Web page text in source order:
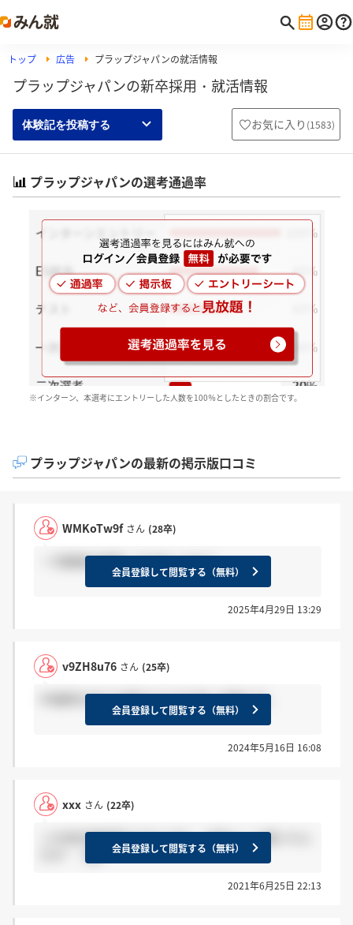
トップ 広告 プラップジャパンの就活情報
プラップジャパンの新卒採用・就活情報
体験記を投稿する お気に入り (1583)
プラップジャパンの選考通過率
※インターン、本選考にエントリーした人数を100％としたときの割合です。
プラップジャパンの最新の掲示版口コミ
WMKoTw9f さん (28卒)
一次面接の結果ってきましたか？
会員登録して閲覧する（無料）
2025年4月29日 13:29
v9ZH8u76 さん (25卒)
PR業界の中では穏やかな方が多い印象です。
会員登録して閲覧する（無料）
2024年5月16日 16:08
xxx さん (22卒)
この会社選考受けてないのに、内定メール届いたん
会員登録して閲覧する（無料）
2021年6月25日 22:13